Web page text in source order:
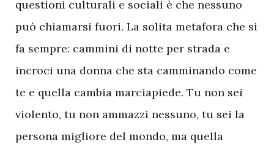
questioni culturali e sociali è che nessuno
può chiamarsi fuori. La solita metafora che si
fa sempre: cammini di notte per strada e
incroci una donna che sta camminando come
te e quella cambia marciapiede. Tu non sei
violento, tu non ammazzi nessuno, tu sei la
persona migliore del mondo, ma quella